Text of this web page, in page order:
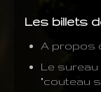
Les billets
A propos
Le sureau
"couteau